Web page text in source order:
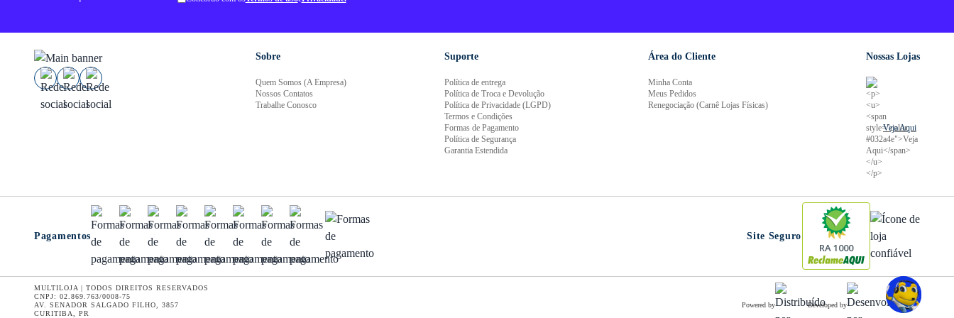
Sobre
Quem Somos (A Empresa)
Nossos Contatos
Trabalhe Conosco
Suporte
Política de entrega
Política de Troca e Devolução
Política de Privacidade (LGPD)
Termos e Condições
Formas de Pagamento
Política de Segurança
Garantia Estendida
Área do Cliente
Minha Conta
Meus Pedidos
Renegociação (Carnê Lojas Físicas)
Nossas Lojas
Veja Aqui
Pagamentos Site Seguro
RA 1000
MULTILOJA | TODOS DIREITOS RESERVADOS
CNPJ: 02.869.763/0008-75
AV. SENADOR SALGADO FILHO, 3857
CURITIBA, PR
Powered by Developed by